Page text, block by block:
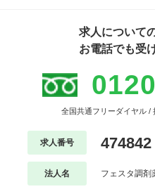
求人について
お電話でも受
全国共通フリーダイヤル /
求人番号 474842
法人名 フェスタ調